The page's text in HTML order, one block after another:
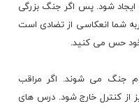
ایجاد شود. پس اگر جنگ بزرگی
شما انعکاسی از تضادی است
حس می کنید.
جنگ می شوند. اگر مراقب
از کنترل خارج شود. درس های